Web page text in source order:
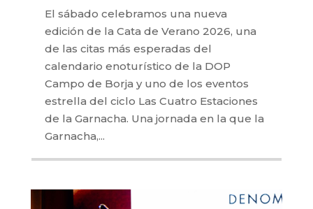
El sábado celebramos una nueva
edición de la Cata de Verano 2026, una
de las citas más esperadas del
calendario enoturístico de la DOP
Campo de Borja y uno de los eventos
estrella del ciclo Las Cuatro Estaciones
de la Garnacha. Una jornada en la que la
Garnacha,...